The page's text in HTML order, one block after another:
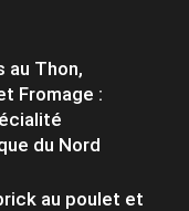
au Thon,
Fromage :
du Nord
au poulet et